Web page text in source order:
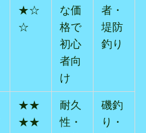
★☆
☆
な価
格で
初心
者向
け
者・
堤防
釣り
★★
★★
耐久
性・
磯釣
り・